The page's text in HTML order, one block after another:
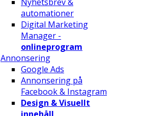
automationer
Digital Marketing
Manager -
onlineprogram
Annonsering
Google Ads
Annonsering på
Facebook & Instagram
Design & Visuellt